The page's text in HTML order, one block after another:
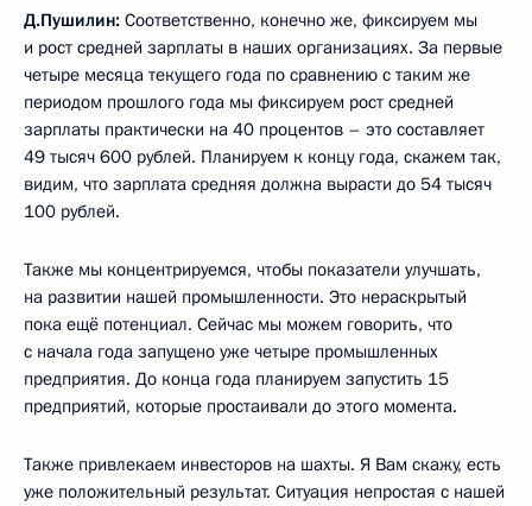
Д.Пушилин: Соответственно, конечно же, фиксируем мы
и рост средней зарплаты в наших организациях. За первые
четыре месяца текущего года по сравнению с таким же
периодом прошлого года мы фиксируем рост средней
зарплаты практически на 40 процентов – это составляет
49 тысяч 600 рублей. Планируем к концу года, скажем так,
видим, что зарплата средняя должна вырасти до 54 тысяч
100 рублей.
Также мы концентрируемся, чтобы показатели улучшать,
на развитии нашей промышленности. Это нераскрытый
пока ещё потенциал. Сейчас мы можем говорить, что
с начала года запущено уже четыре промышленных
предприятия. До конца года планируем запустить 15
предприятий, которые простаивали до этого момента.
Также привлекаем инвесторов на шахты. Я Вам скажу, есть
уже положительный результат. Ситуация непростая с нашей